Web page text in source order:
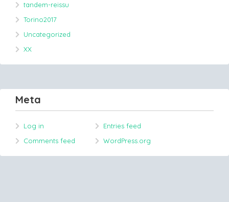
tandem-reissu
Torino2017
Uncategorized
XX
Meta
Log in
Entries feed
Comments feed
WordPress.org